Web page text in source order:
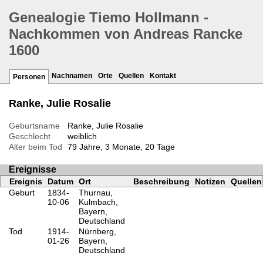
Genealogie Tiemo Hollmann -
Nachkommen von Andreas Rancke
1600
Personen Nachnamen Orte Quellen Kontakt
Ranke, Julie Rosalie
Geburtsname
Ranke, Julie Rosalie
Geschlecht
weiblich
Alter beim Tod
79 Jahre, 3 Monate, 20 Tage
Ereignisse
Ereignis Datum Ort Beschreibung Notizen
Quellen
Geburt
1834-
10-06
Thurnau,
Kulmbach,
Bayern,
Deutschland
Tod
1914-
01-26
Nürnberg,
Bayern,
Deutschland